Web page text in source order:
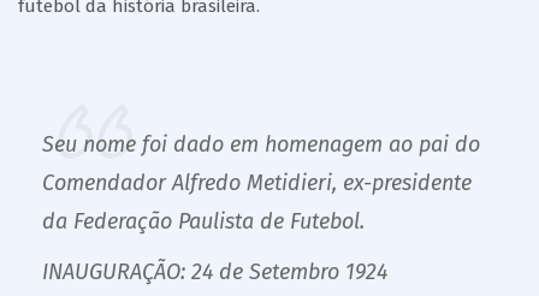
futebol da história brasileira.
Seu nome foi dado em homenagem ao pai do
Comendador Alfredo Metidieri, ex-presidente
da Federação Paulista de Futebol.
INAUGURAÇÃO: 24 de Setembro 1924